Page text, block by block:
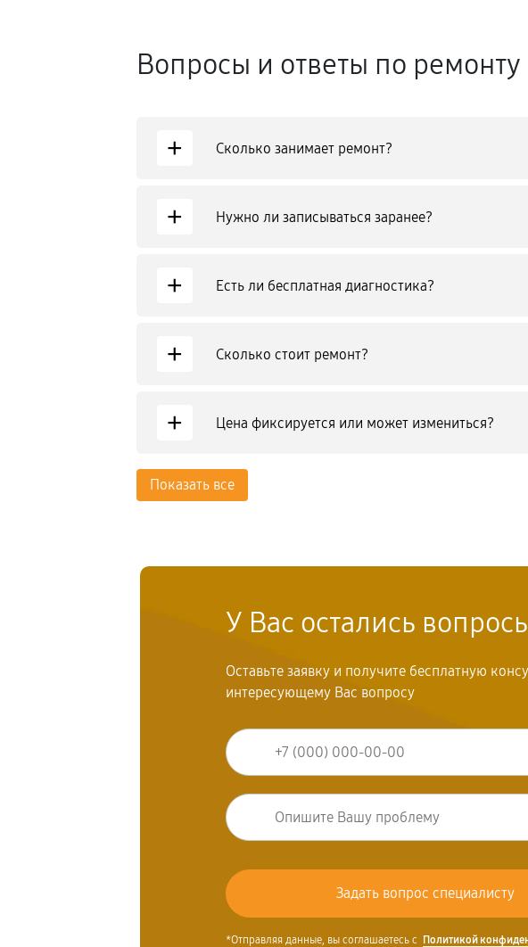
Вопросы и ответы по
+ Сколько занимает ремонт?
+ Нужно ли записываться заранее?
+ Есть ли бесплатная диагностика?
+ Сколько стоит ремонт?
+ Цена фиксируется или может измениться?
Показать все
У Вас остались
Оставьте заявку и получите бесплатную
интересующему Вас вопросу
*Отправляя данные, вы соглашаетесь с Политикой